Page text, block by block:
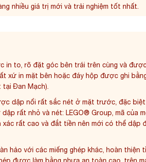
nhiều giá trị mới và trải nghiệm tốt nhất.
in to, rõ đặt góc bên trái trên cùng và
xứ in mặt bên hoặc đáy hộp được ghi
tại Đan Mạch).
dập nổi rất sắc nét ở mặt trước, đặc biệt
rất nhỏ và nét: LEGO® Group, mã của
xác rất cao và đắt tiền nên mới có thể dập
hảo với các miếng ghép khác, hoàn thiện